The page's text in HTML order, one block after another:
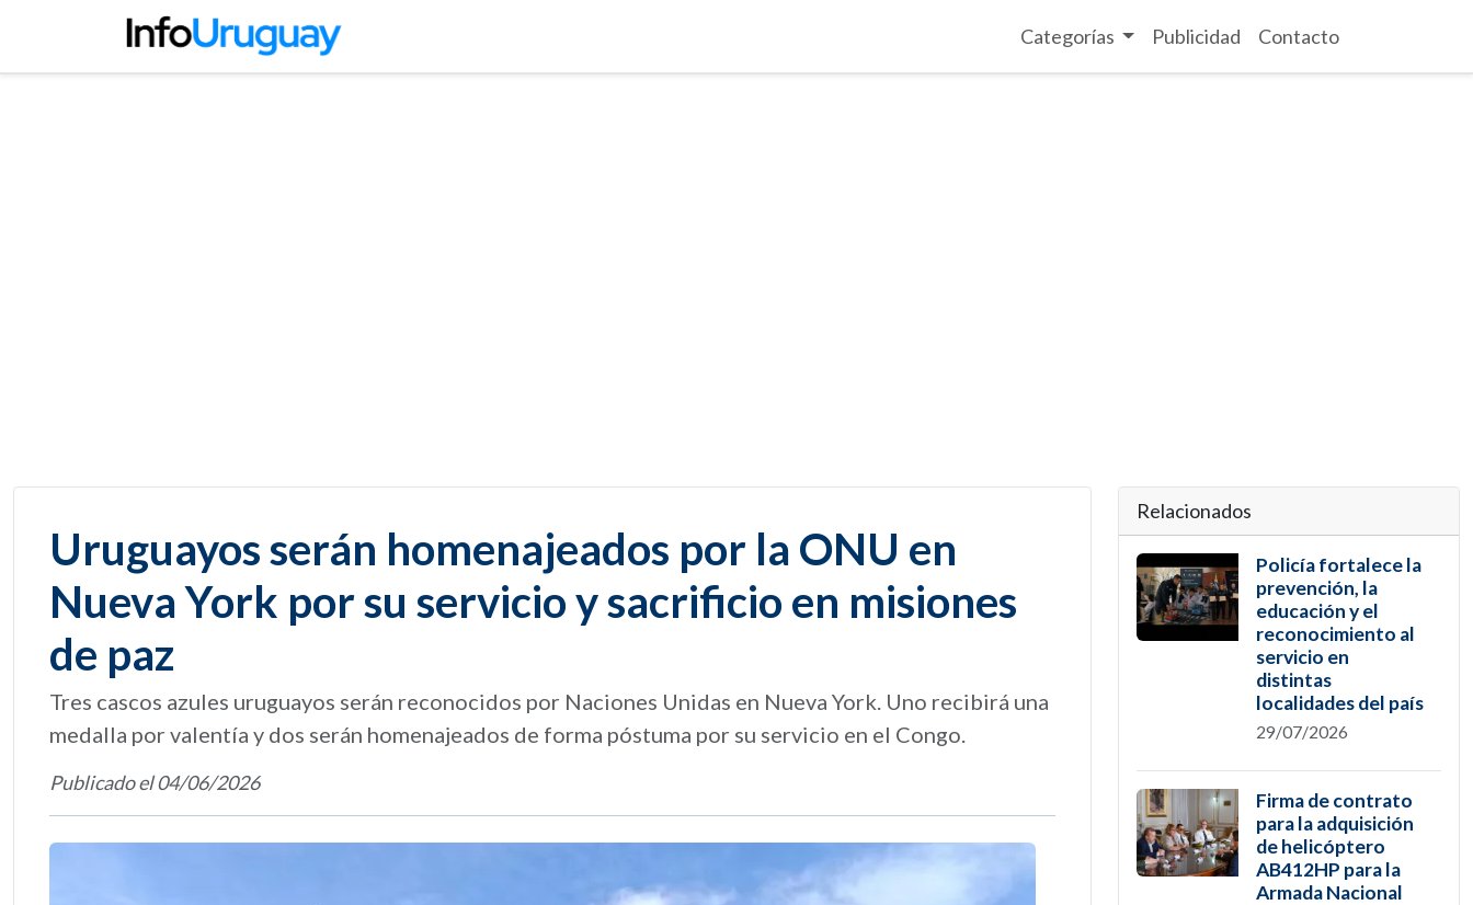
Categorías Publicidad Contacto
Uruguayos serán homenajeados por la ONU en
Nueva York por su servicio y sacrificio en misiones
de paz
Tres cascos azules uruguayos serán reconocidos por Naciones Unidas en Nueva York. Uno recibirá una
medalla por valentía y dos serán homenajeados de forma póstuma por su servicio en el Congo.
Publicado el 04/06/2026
Relacionados
Policía fortalece la
prevención, la
educación y el
reconocimiento al
servicio en
distintas
localidades del país
29/07/2026
Firma de contrato
para la adquisición
de helicóptero
AB412HP para la
Armada Nacional